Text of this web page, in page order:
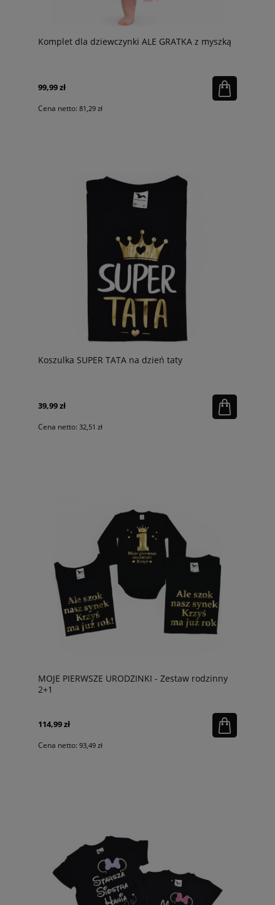
Komplet dla dziewczynki ALE GRATKA z myszką
99,99 zł
Cena netto: 81,29 zł
Koszulka SUPER TATA na dzień taty
39,99 zł
Cena netto: 32,51 zł
MOJE PIERWSZE URODZINKI - Zestaw rodzinny
2+1
114,99 zł
Cena netto: 93,49 zł